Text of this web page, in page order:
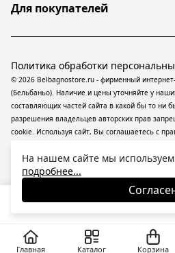
19 530₽
Главная Каталог Корзина
Для покупателей
© 2026 Belbagnostore.ru - фирменный
(Бельбаньо). Наличие и цены уточняйте у
составляющих частей сайта в какой бы то ни
разрешения владельцев авторских прав
cookie. Используя сайт, Вы соглашаетесь с
ресурсе применяютсярекомендательные
технологии предоставления информации на
анализа сведений, относящихся к
«Интернет», находящихся на территории
Политика обработки
На нашем сайте мы
подробнее...